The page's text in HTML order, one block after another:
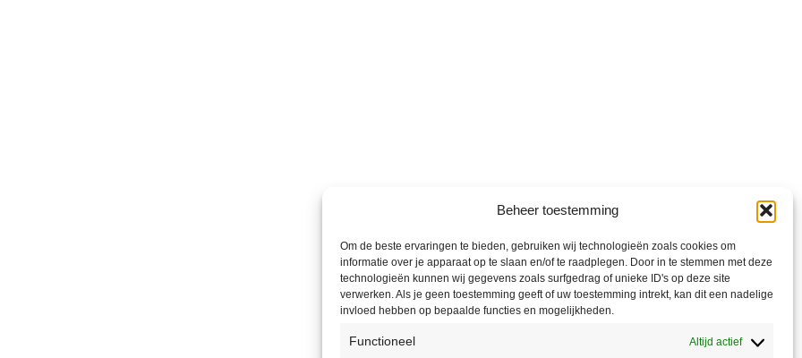
Beheer toestemming
Om de beste ervaringen te bieden, gebruiken wij technologieën zoals cookies om
informatie over je apparaat op te slaan en/of te raadplegen. Door in te stemmen met deze
technologieën kunnen wij gegevens zoals surfgedrag of unieke ID's op deze site
verwerken. Als je geen toestemming geeft of uw toestemming intrekt, kan dit een nadelige
invloed hebben op bepaalde functies en mogelijkheden.
Functioneel Altijd actief